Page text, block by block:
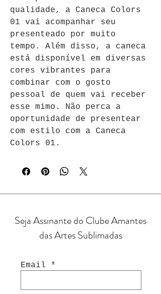
qualidade, a Caneca Colors
01 vai acompanhar seu
presenteado por muito
tempo. Além disso, a caneca
está disponível em diversas
cores vibrantes para
combinar com o gosto
pessoal de quem vai receber
esse mimo. Não perca a
oportunidade de presentear
com estilo com a Caneca
Colors 01.
Seja Assinante do Clube Amantes
das Artes Sublimadas
Email